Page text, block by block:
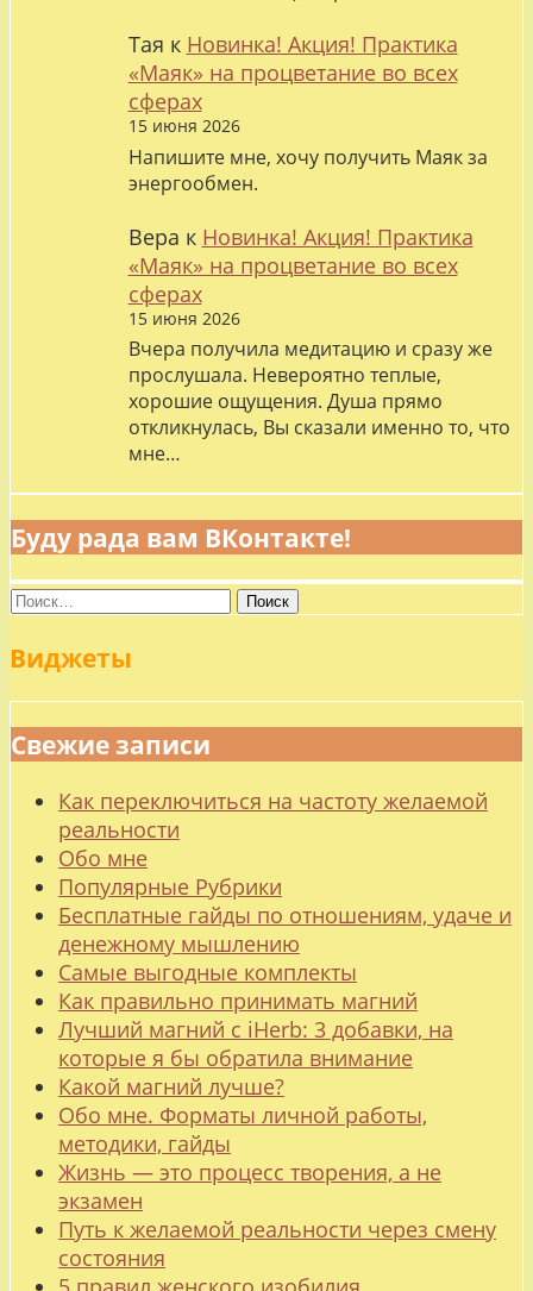
Тая к Новинка! Акция! Практика
«Маяк» на процветание во всех
сферах
15 июня 2026
Напишите мне, хочу получить Маяк за
энергообмен.
Вера к Новинка! Акция! Практика
«Маяк» на процветание во всех
сферах
15 июня 2026
Вчера получила медитацию и сразу же
прослушала. Невероятно теплые,
хорошие ощущения. Душа прямо
откликнулась, Вы сказали именно то, что
мне…
Буду рада вам ВКонтакте!
Найти:
Виджеты
Свежие записи
Как переключиться на частоту желаемой
реальности
Обо мне
Популярные Рубрики
Бесплатные гайды по отношениям, удаче и
денежному мышлению
Самые выгодные комплекты
Как правильно принимать магний
Лучший магний с iHerb: 3 добавки, на
которые я бы обратила внимание
Какой магний лучше?
Обо мне. Форматы личной работы,
методики, гайды
Жизнь — это процесс творения, а не
экзамен
Путь к желаемой реальности через смену
состояния